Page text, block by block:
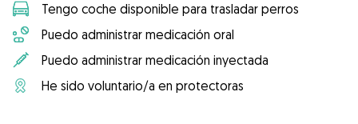
Tengo coche disponible para trasladar perros
Puedo administrar medicación oral
Puedo administrar medicación inyectada
He sido voluntario/a en protectoras